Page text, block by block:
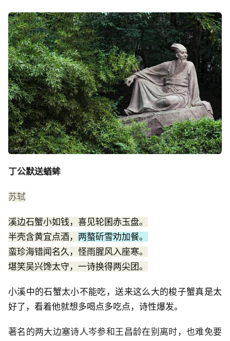
丁公默送蝤蛑
苏轼
溪边石蟹小如钱，喜见轮囷赤玉盘。
半壳含黄宜点酒， 两螯斫雪劝加餐。
蛮珍海错闻名久，怪雨腥风入座寒。
堪笑吴兴馋太守，一诗换得两尖团。
小溪中的石蟹太小不能吃，送来这么大的梭子蟹真是太
好了，看着他就想多喝点多吃点，诗性爆发。
著名的两大边塞诗人岑参和王昌龄在别离时，也难免要